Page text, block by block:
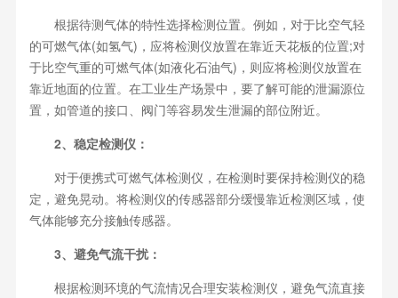
根据待测气体的特性选择检测位置。例如，对于比空气轻
的可燃气体(如氢气)，应将检测仪放置在靠近天花板的位置;对
于比空气重的可燃气体(如液化石油气)，则应将检测仪放置在
靠近地面的位置。在工业生产场景中，要了解可能的泄漏源位
置，如管道的接口、阀门等容易发生泄漏的部位附近。
2、稳定检测仪：
对于便携式可燃气体检测仪，在检测时要保持检测仪的稳
定，避免晃动。将检测仪的传感器部分缓慢靠近检测区域，使
气体能够充分接触传感器。
3、避免气流干扰：
根据检测环境的气流情况合理安装检测仪，避免气流直接